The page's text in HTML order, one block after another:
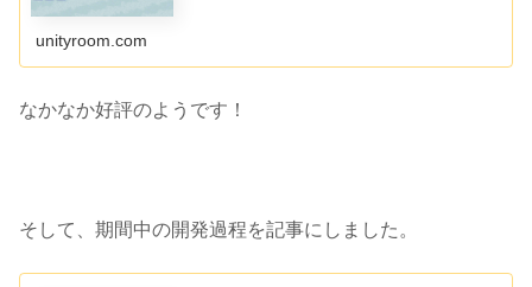
unityroom.com
なかなか好評のようです！
そして、期間中の開発過程を記事にしました。